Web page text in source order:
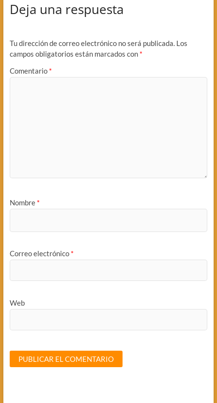
Deja una respuesta
Tu dirección de correo electrónico no será publicada. Los
campos obligatorios están marcados con *
Comentario *
Nombre *
Correo electrónico *
Web